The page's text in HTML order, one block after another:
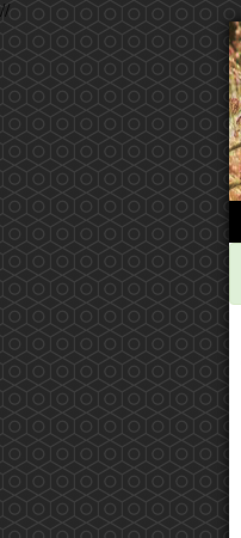
//